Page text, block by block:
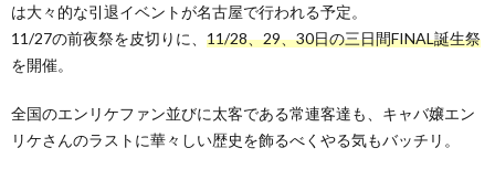
は大々的な引退イベントが名古屋で行われる予定。
11/27の前夜祭を皮切りに、 11/28、29、30日の三日間FINAL誕生祭
を開催。
全国のエンリケファン並びに太客である常連客達も、キャバ嬢エン
リケさんのラストに華々しい歴史を飾るべくやる気もバッチリ。